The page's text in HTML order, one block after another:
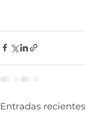
Entradas recientes